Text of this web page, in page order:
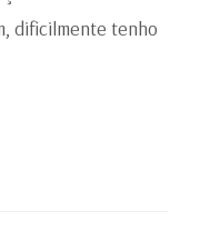
dificilmente tenho